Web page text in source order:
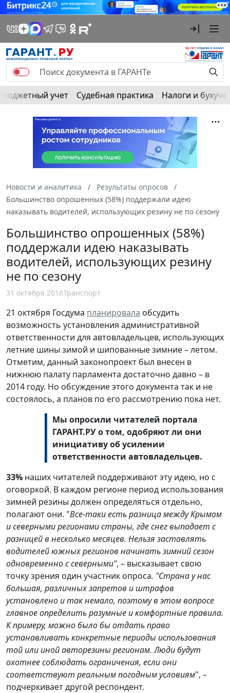
Бюджетный учет Судебная практика Налоги и
Новости и аналитика
Результаты опросов
Большинство опрошенных (58%) поддержали идею
наказывать водителей, использующих резину не по сезону
Большинство опрошенных (58%)
поддержали идею наказывать
водителей, использующих резину
не по сезону
31 октября 2016Транспорт
21 октября Госдума планировала обсудить
возможность установления административной
ответственности для автовладельцев, использующих
летние шины зимой и шипованные зимние – летом.
Отметим, данный законопроект был внесен в
нижнюю палату парламента достаточно давно – в
2014 году. Но обсуждение этого документа так и не
состоялось, а планов по его рассмотрению пока нет.
Мы опросили читателей портала
ГАРАНТ.РУ о том, одобряют ли они
инициативу об усилении
ответственности автовладельцев.
33% наших читателей поддерживают эту идею, но с
оговоркой. В каждом регионе период использования
зимней резины должен определяться отдельно,
полагают они. "Все-таки есть разница между Крымом
и северными регионами страны, где снег выпадает с
разницей в несколько месяцев. Нельзя заставлять
водителей южных регионов начинать зимний сезон
одновременно с северными", – высказывает свою
точку зрения один участник опроса. "Страна у нас
большая, различных запретов и штрафов
установлено и так немало, поэтому в этом вопросе
главное определить разумные и комфортные правила.
К примеру, можно было бы отдать право
устанавливать конкретные периоды использования
той или иной авторезины регионам. Люди будут
охотнее соблюдать ограничения, если они
соответствуют реальным погодным условиям", –
подчеркивает другой респондент.